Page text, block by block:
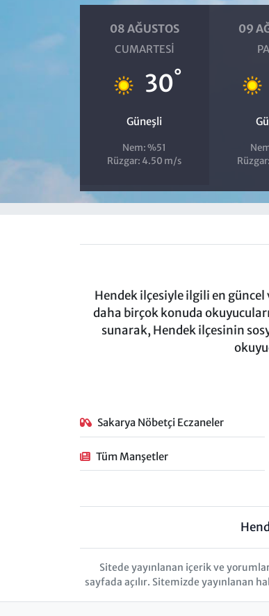
08 AĞUSTOS
CUMARTESI
30°
Güneşli
Nem: %51
Rüzgar: 4.50 m/s
09
Hendek ilçesiyle ilgili en
daha birçok konuda
sunarak, Hendek ilçesinin
Sakarya Nöbetçi Eczaneler
Tüm Manşetler
Sitede yayınlanan içerik ve
sayfada açılır. Sitemizde yayınlanan